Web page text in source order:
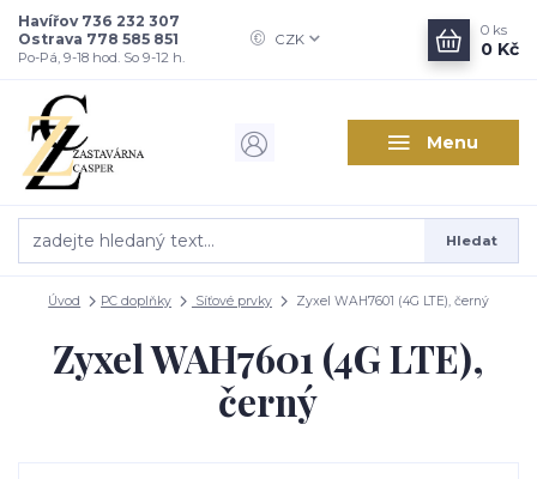
Menu
CZK
Hledat
Havířov 736 232 307
Ostrava 778 585 851
Po-Pá, 9-18 hod. So 9-12 h.
0 ks
0 Kč
Úvod PC doplňky Síťové prvky Zyxel WAH7601 (4G LTE), černý
Zyxel WAH7601 (4G LTE),
černý